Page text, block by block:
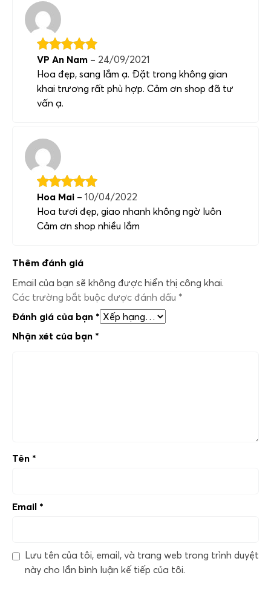
VP An Nam – 24/09/2021
Hoa đẹp, sang lắm ạ. Đặt trong không gian
khai trương rất phù hợp. Cảm ơn shop đã tư
vấn ạ.
Hoa Mai – 10/04/2022
Hoa tươi đẹp, giao nhanh không ngờ luôn
Cảm ơn shop nhiều lắm
Thêm đánh giá
Email của bạn sẽ không được hiển thị công khai.
Các trường bắt buộc được đánh dấu *
Đánh giá của bạn *
Nhận xét của bạn *
Tên *
Email *
Lưu tên của tôi, email, và trang web trong trình duyệt
này cho lần bình luận kế tiếp của tôi.